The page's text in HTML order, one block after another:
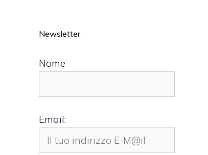
Newsletter
Nome
Email: